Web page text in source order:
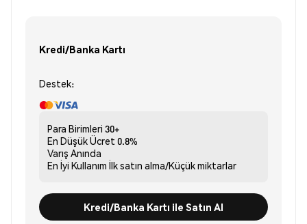
Kredi/Banka Kartı
Destek:
Para Birimleri 30+
En Düşük Ücret 0.8%
Varış Anında
En İyi Kullanım İlk satın alma/Küçük miktarlar
Kredi/Banka Kartı ile Satın Al